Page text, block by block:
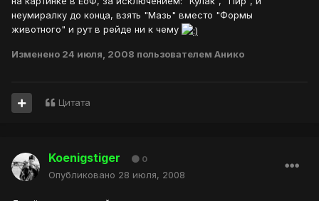
неумиралку до конца, взять "Мазь" вместо "Формы
животного" и рут в рейде ни к чему
Изменено 24 июля, 2008 пользователем Анико
Цитата
Koenigstiger 0
Опубликовано 28 июля, 2008